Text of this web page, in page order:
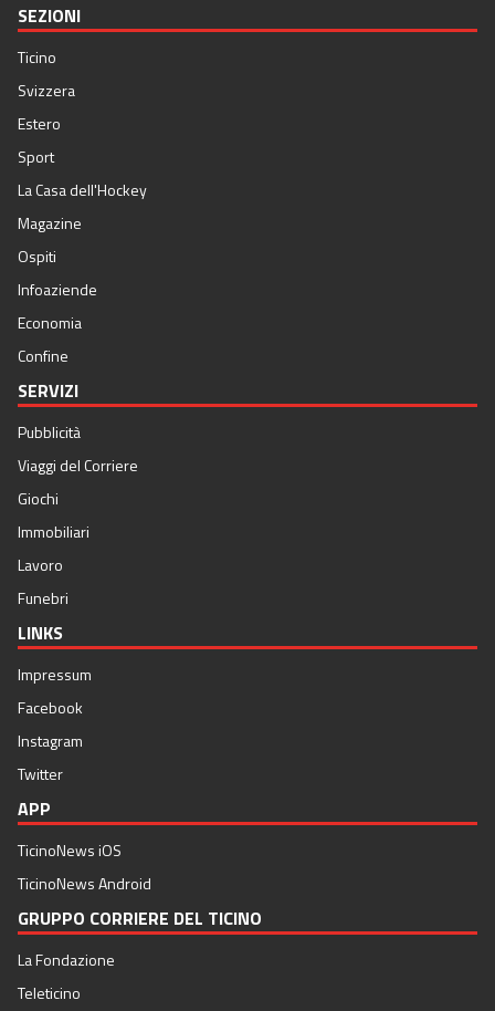
SEZIONI
Ticino
Svizzera
Estero
Sport
La Casa dell'Hockey
Magazine
Ospiti
Infoaziende
Economia
Confine
SERVIZI
Pubblicità
Viaggi del Corriere
Giochi
Immobiliari
Lavoro
Funebri
LINKS
Impressum
Facebook
Instagram
Twitter
APP
TicinoNews iOS
TicinoNews Android
GRUPPO CORRIERE DEL TICINO
La Fondazione
Teleticino